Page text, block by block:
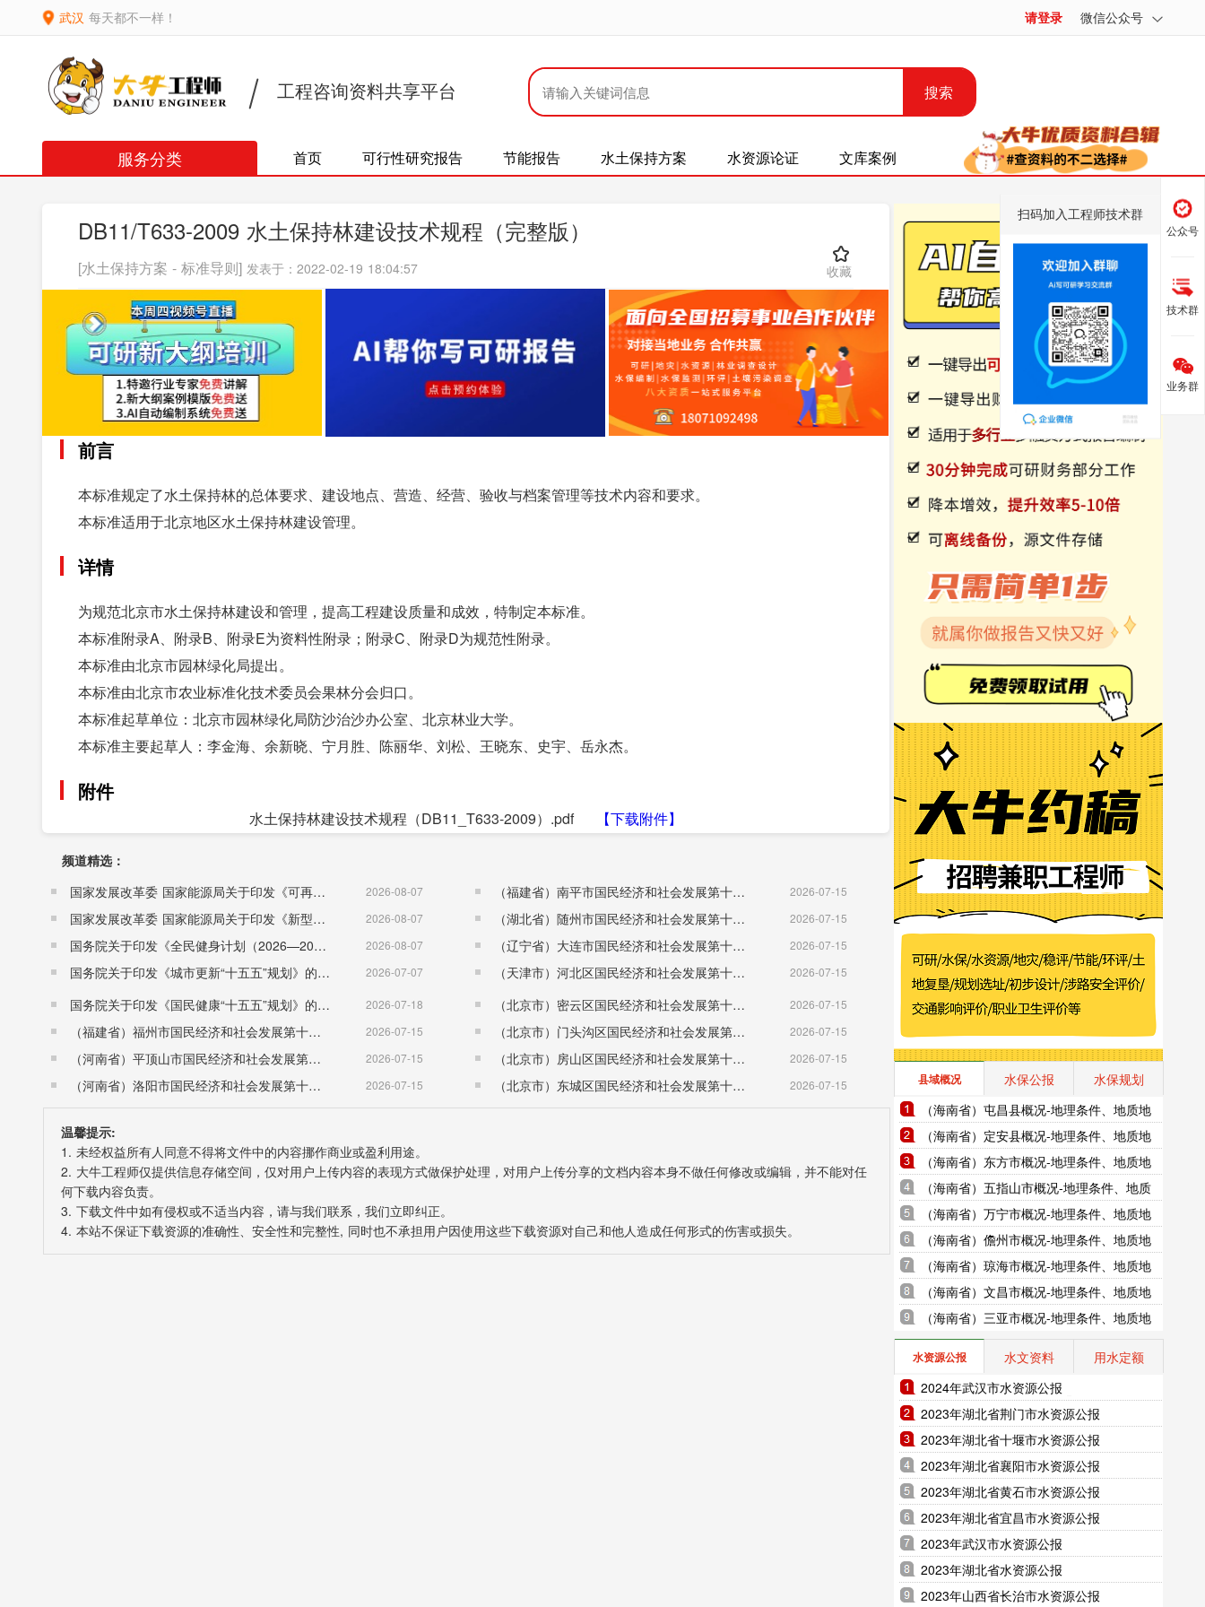
武汉 每天都不一样！ 请登录 微信公众号
工程咨询资料共享平台 搜索
服务分类 首页 可行性研究报告 节能报告 水土保持方案 水资源论证 文库案例
DB11/T633-2009 水土保持林建设技术规程（完整版）
[水土保持方案 - 标准导则] 发表于：2022-02-19 18:04:57 收藏
前言
本标准规定了水土保持林的总体要求、建设地点、营造、经营、验收与档案管理等技术内容和要求。
本标准适用于北京地区水土保持林建设管理。
详情
为规范北京市水土保持林建设和管理，提高工程建设质量和成效，特制定本标准。
本标准附录A、附录B、附录E为资料性附录；附录C、附录D为规范性附录。
本标准由北京市园林绿化局提出。
本标准由北京市农业标准化技术委员会果林分会归口。
本标准起草单位：北京市园林绿化局防沙治沙办公室、北京林业大学。
本标准主要起草人：李金海、余新晓、宁月胜、陈丽华、刘松、王晓东、史宇、岳永杰。
附件
水土保持林建设技术规程（DB11_T633-2009）.pdf 【下载附件】
频道精选：
国家发展改革委 国家能源局关于印发《可再生能源发展“十五五”规划》的通知 （发改能源〔2026〕1067号）
2026-08-07
国家发展改革委 国家能源局关于印发《新型电力系统建设“十五五”规划》的通知​ （发改能源〔2026〕942号） 2026-08-07
国务院关于印发《全民健身计划（2026—2030年）》的通知 （国发〔2026〕26号） 2026-08-07
国务院关于印发《城市更新“十五五”规划》的通知（国发〔2026〕12号） 2026-07-07
国务院关于印发《国民健康“十五五”规划》的通知 （国发〔2026〕23号） 2026-07-18
（福建省）福州市国民经济和社会发展第十五个五年规划纲要 2026-07-15
（河南省）平顶山市国民经济和社会发展第十五个五年规划纲要 2026-07-15
（河南省）洛阳市国民经济和社会发展第十五个五年规划纲要 2026-07-15
（福建省）南平市国民经济和社会发展第十五个五年规划纲要 2026-07-15
（湖北省）随州市国民经济和社会发展第十五个五年规划纲要 2026-07-15
（辽宁省）大连市国民经济和社会发展第十五个五年规划纲要 2026-07-15
（天津市）河北区国民经济和社会发展第十五个五年规划纲要 2026-07-15
（北京市）密云区国民经济和社会发展第十五个五年规划纲要 2026-07-15
（北京市）门头沟区国民经济和社会发展第十五个五年规划纲要 2026-07-15
（北京市）房山区国民经济和社会发展第十五个五年规划纲要 2026-07-15
（北京市）东城区国民经济和社会发展第十五个五年规划纲要 2026-07-15
温馨提示:
1. 未经权益所有人同意不得将文件中的内容挪作商业或盈利用途。
2. 大牛工程师仅提供信息存储空间，仅对用户上传内容的表现方式做保护处理，对用户上传分享的文档内容本身不做任何修改或编辑，并不能对任
何下载内容负责。
3. 下载文件中如有侵权或不适当内容，请与我们联系，我们立即纠正。
4. 本站不保证下载资源的准确性、安全性和完整性, 同时也不承担用户因使用这些下载资源对自己和他人造成任何形式的伤害或损失。
县域概况 水保公报
水保规划
（海南省）屯昌县概况-地理条件、地质地
貌、气象水文、地形图水系图
（海南省）定安县概况-地理条件、地质地
貌、气象水文、地形图水系图
（海南省）东方市概况-地理条件、地质地
貌、气象水文、地形图水系图
（海南省）五指山市概况-地理条件、地质
地貌、气象水文、地形图水系图
（海南省）万宁市概况-地理条件、地质地
貌、气象水文、地形图水系图
（海南省）儋州市概况-地理条件、地质地
貌、气象水文、地形图水系图
（海南省）琼海市概况-地理条件、地质地
貌、气象水文、地形图水系图
（海南省）文昌市概况-地理条件、地质地
貌、气象水文、地形图水系图
（海南省）三亚市概况-地理条件、地质地
貌、气象水文、地形图水系图
水资源公报 水文资料
用水定额
2024年武汉市水资源公报
2023年湖北省荆门市水资源公报
2023年湖北省十堰市水资源公报
2023年湖北省襄阳市水资源公报
2023年湖北省黄石市水资源公报
2023年湖北省宜昌市水资源公报
2023年武汉市水资源公报
2023年湖北省水资源公报
2023年山西省长治市水资源公报
公众号
技术群
扫码加入工程师技术群
业务群